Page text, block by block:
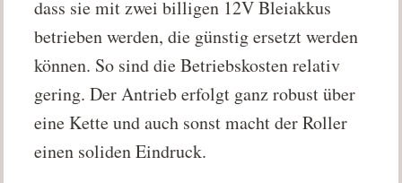
dass sie mit zwei billigen 12V Bleiakkus
betrieben werden, die günstig ersetzt werden
können. So sind die Betriebskosten relativ
gering. Der Antrieb erfolgt ganz robust über
eine Kette und auch sonst macht der Roller
einen soliden Eindruck.